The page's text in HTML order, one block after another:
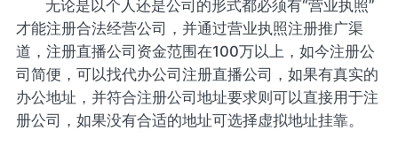
无论是以个人还是公司的形式都必须有“营业执照”
才能注册合法经营公司，并通过营业执照注册推广渠
道，注册直播公司资金范围在100万以上，如今注册公
司简便，可以找代办公司注册直播公司，如果有真实的
办公地址，并符合注册公司地址要求则可以直接用于注
册公司，如果没有合适的地址可选择虚拟地址挂靠。